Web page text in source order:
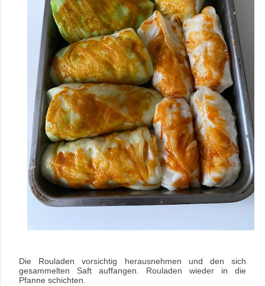
Die Rouladen vorsichtig herausnehmen und den sich
gesammelten Saft auffangen. Rouladen wieder in die
Pfanne schichten.